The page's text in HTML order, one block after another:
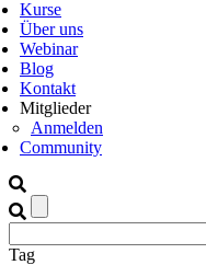
Kurse
Über uns
Webinar
Blog
Kontakt
Mitglieder
Anmelden
Community
Tag